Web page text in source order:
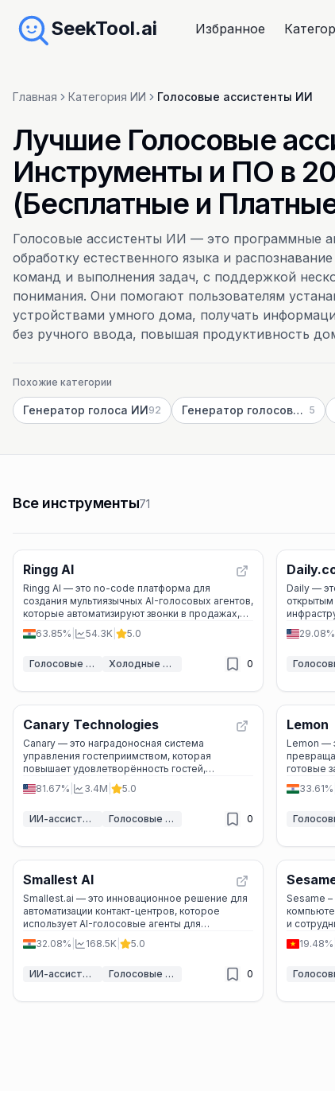
SeekTool.ai Избранное
Главная Категория ИИ Голосовые ассистенты ИИ
Лучшие Голосовые
Инструменты и ПО в
(Бесплатные и
Голосовые ассистенты ИИ — это программные
обработку естественного языка и
команд и выполнения задач, с поддержкой
понимания. Они помогают пользователям
устройствами умного дома, получать
без ручного ввода, повышая продуктивность
Похожие категории
Генератор голоса ИИ92 Генератор голосового чата ИИ 5
Все инструменты71
Ringg AI
Ringg AI — это no-code платформа для
создания мультиязычных AI-голосовых агентов,
которые автоматизируют звонки в продажах,
поддержке, логистике и других бизнес-
процессах.
63.85% 54.3K 5.0
Голосовые ассистенты ИИ Холодные звонки ИИ 0
Daily —
29.08%
Canary Technologies
Canary — это наградоносная система
управления гостеприимством, которая
повышает удовлетворённость гостей,
автоматизирует операции и увеличивает доход
с помощью ИИ и цифровых решений.
81.67% 3.4M 5.0
ИИ-ассистент обслуживания клиентов Голосовые ассистенты ИИ 0
Lemon
Lemon —
готовые
33.61%
Smallest AI
Smallest.ai — это инновационное решение для
автоматизации контакт-центров, которое
использует AI-голосовые агенты для
повышения эффективности и качества
обслуживания клиентов.
32.08% 168.5K 5.0
ИИ-ассистент обслуживания клиентов Голосовые ассистенты ИИ 0
Sesame
и
личного
19.48%